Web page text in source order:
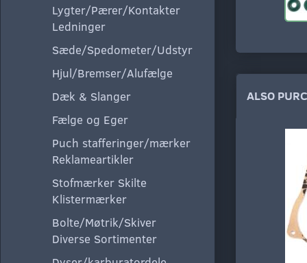
Lygter/Pærer/Kontakter
Ledninger
Sæde/Spedometer/Udstyr
Hjul/Bremser/Alufælge
Dæk & Slanger
Fælge og Eger
Puch stafferinger/mærker
Reklameartikler
Stofmærker Skilte
Klistermærker
Bolte/Møtrik/Skiver
Diverse Sortimenter
ALSO